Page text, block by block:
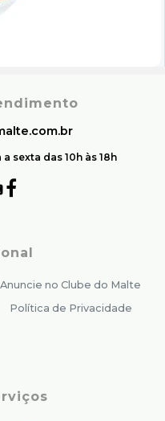
sexta das 10h às 18h
Anuncie no Clube do Malte
Política de Privacidade